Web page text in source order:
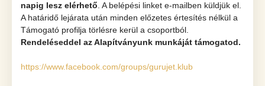
napig lesz elérhető . A belépési linket e-mailben küldjük el.
A határidő lejárata után minden előzetes értesítés nélkül a
Támogató profilja törlésre kerül a csoportból.
Rendeléseddel az Alapítványunk munkáját támogatod.
https://www.facebook.com/groups/gurujet.klub